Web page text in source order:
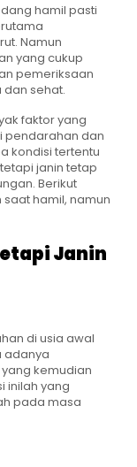
hamil pasti
Namun
yang cukup
pemeriksaan
sehat.
faktor yang
pendarahan dan
kondisi tertentu
janin tetap
Berikut
hamil, namun
Janin
di usia awal
adanya
kemudian
inilah yang
pada masa